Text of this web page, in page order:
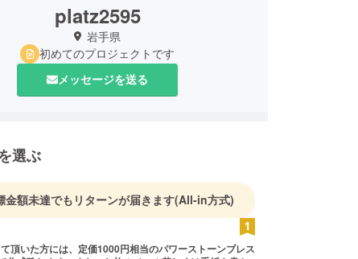
platz2595
岩手県
初めてのプロジェクトです
メッセージを送る
選ぶ
金額未達でもリターンが届きます(All-in方式)
頂いた方には、定価1000円相当のパワーストーンブレス